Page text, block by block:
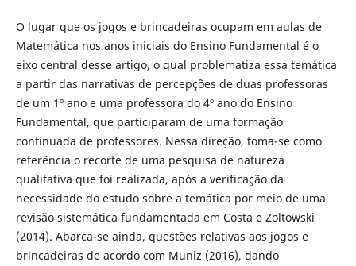
O lugar que os jogos e brincadeiras ocupam em aulas de
Matemática nos anos iniciais do Ensino Fundamental é o
eixo central desse artigo, o qual problematiza essa temática
a partir das narrativas de percepções de duas professoras
de um 1º ano e uma professora do 4º ano do Ensino
Fundamental, que participaram de uma formação
continuada de professores. Nessa direção, toma-se como
referência o recorte de uma pesquisa de natureza
qualitativa que foi realizada, após a verificação da
necessidade do estudo sobre a temática por meio de uma
revisão sistemática fundamentada em Costa e Zoltowski
(2014). Abarca-se ainda, questões relativas aos jogos e
brincadeiras de acordo com Muniz (2016), dando